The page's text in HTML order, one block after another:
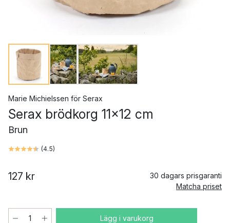
Marie Michielssen för Serax
Serax brödkorg 11x12 cm
Brun
(4.5)
127 kr
30 dagars prisgaranti
Matcha priset
Lägg i varukorg